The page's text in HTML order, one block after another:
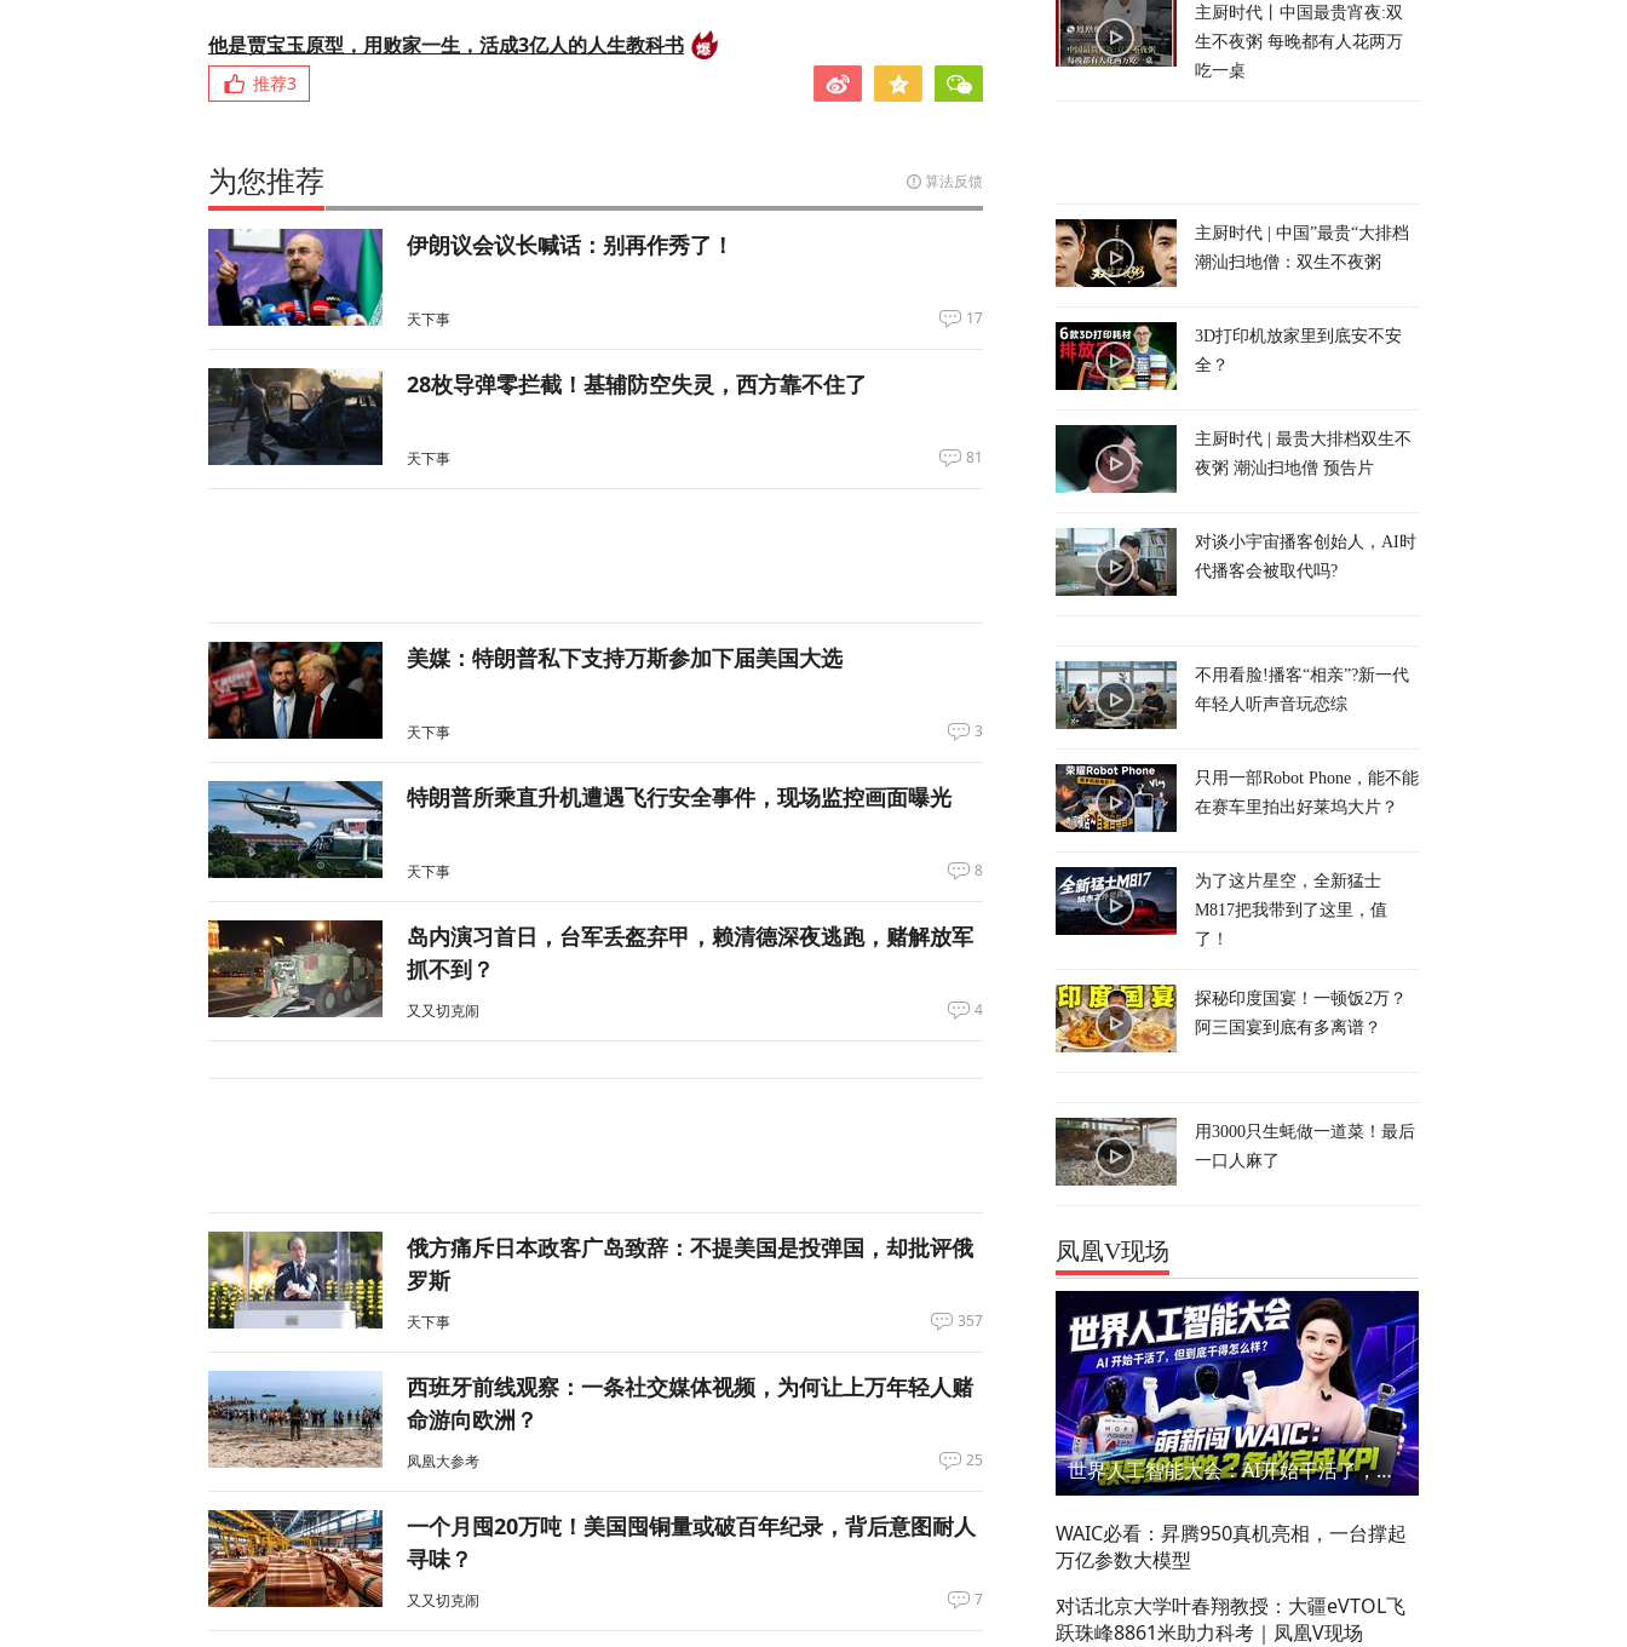
他是贾宝玉原型，用败家一生，活成3亿人的人生教科书
推荐3
为您推荐 算法反馈
伊朗议会议长喊话：别再作秀了！
天下事 17
28枚导弹零拦截！基辅防空失灵，西方靠不住了
天下事 81
美媒：特朗普私下支持万斯参加下届美国大选
天下事 3
特朗普所乘直升机遭遇飞行安全事件，现场监控画面曝光
天下事 8
岛内演习首日，台军丢盔弃甲，赖清德深夜逃跑，赌解放军
抓不到？
又又切克闹 4
俄方痛斥日本政客广岛致辞：不提美国是投弹国，却批评俄
罗斯
天下事 357
西班牙前线观察：一条社交媒体视频，为何让上万年轻人赌
命游向欧洲？
凤凰大参考 25
一个月囤20万吨！美国囤铜量或破百年纪录，背后意图耐人
寻味？
又又切克闹 7
主厨时代丨中国最贵宵夜:双
生不夜粥 每晚都有人花两万
吃一桌
主厨时代 | 中国”最贵“大排档
潮汕扫地僧：双生不夜粥
3D打印机放家里到底安不安
全？
主厨时代 | 最贵大排档双生不
夜粥 潮汕扫地僧 预告片
对谈小宇宙播客创始人，AI时
代播客会被取代吗?
不用看脸!播客“相亲”?新一代
年轻人听声音玩恋综
只用一部Robot Phone，能不能
在赛车里拍出好莱坞大片？
为了这片星空，全新猛士
M817把我带到了这里，值
了！
探秘印度国宴！一顿饭2万？
阿三国宴到底有多离谱？
用3000只生蚝做一道菜！最后
一口人麻了
凤凰V现场
世界人工智能大会：AI开始干活了，但到底干的怎么样？萌新闯WAIC
WAIC必看：昇腾950真机亮相，一台撑起
万亿参数大模型
对话北京大学叶春翔教授：大疆eVTOL飞
跃珠峰8861米助力科考｜凤凰V现场